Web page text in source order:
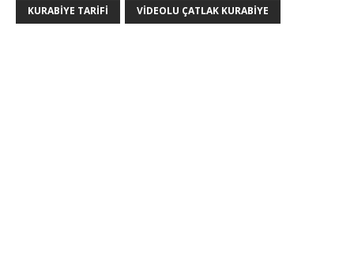
KURABIYE TARIFI VIDEOLU ÇATLAK KURABIYE